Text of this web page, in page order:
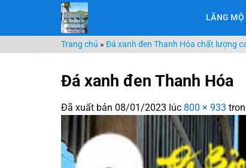
nội
dung
LĂNG
Trang chủ » Đá xanh đen Thanh Hóa chất lượng
Đá xanh đen Thanh Hóa
Đã xuất bản 08/01/2023 lúc 800 × 933